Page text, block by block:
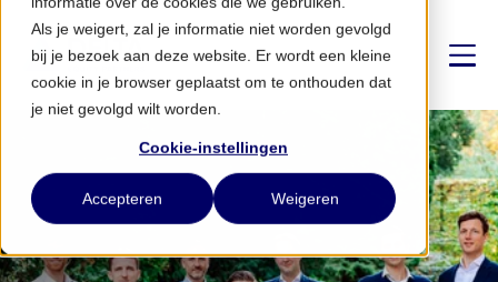
Als je weigert, zal je informatie niet worden gevolgd
bij je bezoek aan deze website. Er wordt een kleine
cookie in je browser geplaatst om te onthouden dat
je niet gevolgd wilt worden.
Cookie-instellingen
Accepteren Weigeren
Over ons